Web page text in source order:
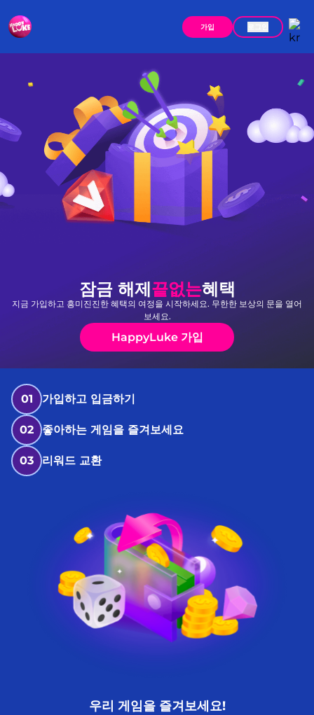
가입
잠금 해제끝없는혜택
지금 가입하고 흥미진진한 혜택의 여정을 시작하세요. 무한한 보상의 문을 열어
보세요.
HappyLuke 가입
01 가입하고 입금하기
02 좋아하는 게임을 즐겨보세요
03 리워드 교환
우리 게임을 즐겨보세요!